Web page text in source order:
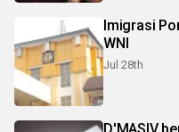
Imigrasi
WNI
Jul 28th